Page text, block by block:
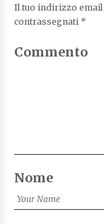
Il tuo indirizzo email
contrassegnati *
Commento
Nome